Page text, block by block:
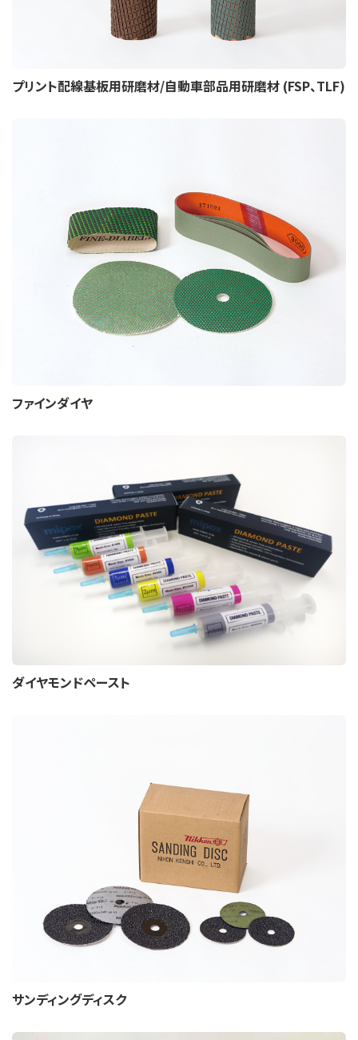
プリント配線基板用研磨材/自動車部品用研磨材 (FSP、TLF)
ファインダイヤ
ダイヤモンドペースト
サンディングディスク